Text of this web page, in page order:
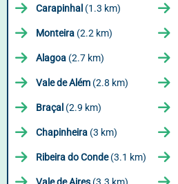
Carapinhal (1.3 km)
Monteira (2.2 km)
Alagoa (2.7 km)
Vale de Além (2.8 km)
Braçal (2.9 km)
Chapinheira (3 km)
Ribeira do Conde(3.1 km)